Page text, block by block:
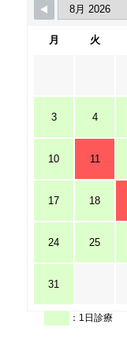
月 火
3 4
10 11
17 18
24 25
31
：1日診療